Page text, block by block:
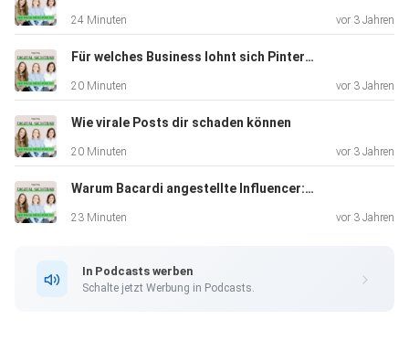
24 Minuten vor 3 Jahren
Für welches Business lohnt sich Pinterest noch?
20 Minuten vor 3 Jahren
Wie virale Posts dir schaden können
20 Minuten vor 3 Jahren
Warum Bacardi angestellte Influencer:innen hat
23 Minuten vor 3 Jahren
In Podcasts werben
Schalte jetzt Werbung in Podcasts.